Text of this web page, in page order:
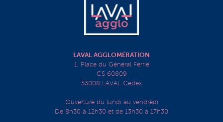
LAVAL AGGLOMÉRATION
1, Place du Général Ferrié
CS 60809
53008 LAVAL Cedex
Ouverture du lundi au vendredi
De 8h30 à 12h30 et de 13h30 à 17h30